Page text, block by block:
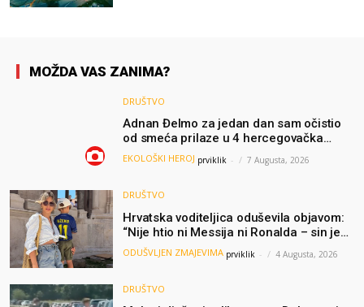
MOŽDA VAS ZANIMA?
DRUŠTVO
Adnan Đelmo za jedan dan sam očistio
od smeća prilaze u 4 hercegovačka
grada: “Danas nisam čistio samo smeće,
čistio sam sliku o nama”
EKOLOŠKI HEROJ prviklik - 7 Augusta, 2026
DRUŠTVO
Hrvatska voditeljica oduševila objavom:
“Nije htio ni Messija ni Ronalda – sin je
želio samo dres Bosne”
ODUŠVLJEN ZMAJEVIMA prviklik - 4 Augusta, 2026
DRUŠTVO